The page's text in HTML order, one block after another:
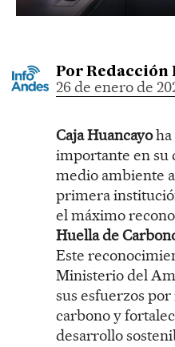
Por Redacción
26 de enero de
Caja Huancayoha
importante en su
medio ambiente
primera
el máximo
Huella de
Este
Ministerio del
sus esfuerzos
carbono y
desarrollo